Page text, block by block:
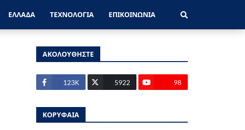
ΕΛΛΑΔΑ ΤΕΧΝΟΛΟΓΙΑ ΕΠΙΚΟΙΝΩΝΙΑ
ΑΚΟΛΟΥΘΗΣΤΕ
123Κ 5922 98
ΚΟΡΥΦΑΙΑ